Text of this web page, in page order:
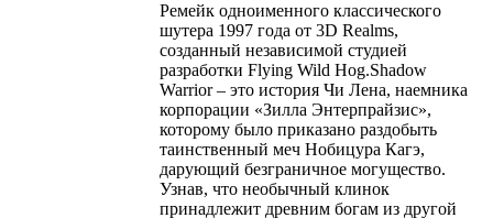
Ремейк одноименного классического
шутера 1997 года от 3D Realms,
созданный независимой студией
разработки Flying Wild Hog.Shadow
Warrior – это история Чи Лена, наемника
корпорации «Зилла Энтерпрайзис»,
которому было приказано раздобыть
таинственный меч Нобицура Кагэ,
дарующий безграничное могущество.
Узнав, что необычный клинок
принадлежит древним богам из другой